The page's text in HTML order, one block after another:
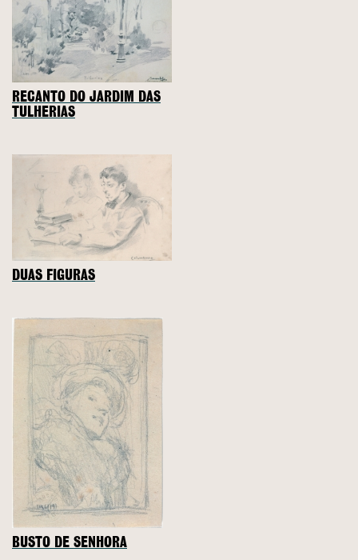
RECANTO DO JARDIM DAS
TULHERIAS
DUAS FIGURAS
BUSTO DE SENHORA